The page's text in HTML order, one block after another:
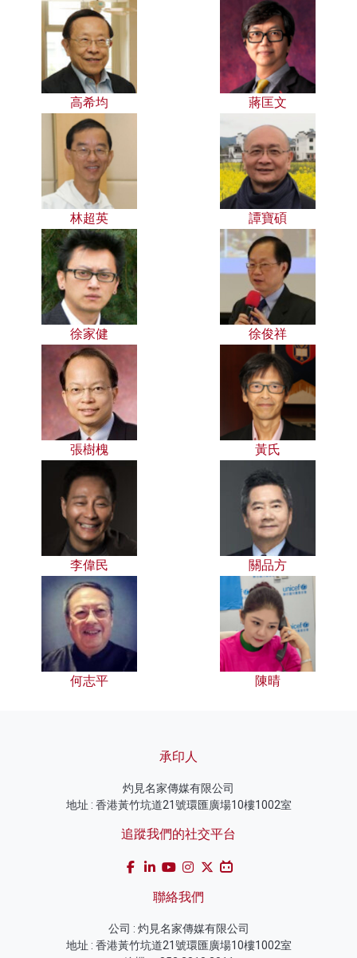
高希均 蔣匡文
林超英 譚寶碩
徐家健 徐俊祥
張樹槐 黃氏
李偉民 關品方
何志平 陳晴
承印人
灼見名家傳媒有限公司
地址 : 香港黃竹坑道21號環匯廣場10樓1002室
追蹤我們的社交平台
聯絡我們
公司 : 灼見名家傳媒有限公司
地址 : 香港黃竹坑道21號環匯廣場10樓1002室